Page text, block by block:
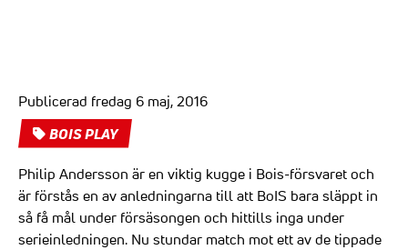
Publicerad fredag 6 maj, 2016
BOIS PLAY
Philip Andersson är en viktig kugge i Bois-försvaret och
är förstås en av anledningarna till att BoIS bara släppt in
så få mål under försäsongen och hittills inga under
serieinledningen. Nu stundar match mot ett av de tippade